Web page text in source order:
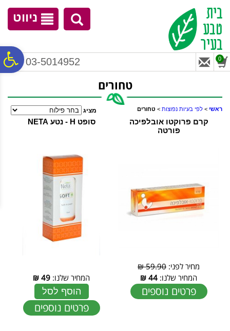
נגישות
ניווט
03-5014952 0
טחורים
ראשי > לפי בעיות נפוצות > טחורים מציג
קרם פרוקטו אובלפיכה
פורטה
מחיר לפני: 59.90 ₪
המחיר שלנו: 44
₪
פרטים נוספים
סופט H - נטע NETA
המחיר שלנו: 49
₪
הוסף לסל
פרטים נוספים